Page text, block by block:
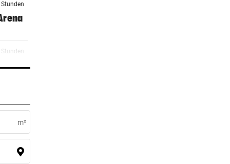
Stunden
m²